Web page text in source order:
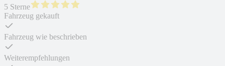
5 Sterne
Fahrzeug gekauft
Fahrzeug wie beschrieben
Weiterempfehlungen